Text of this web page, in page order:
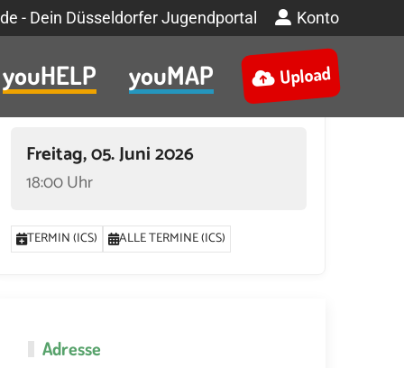
- Dein Düsseldorfer Jugendportal Konto
youHELP youMAP Upload
Freitag, 05. Juni 2026
18:00 Uhr
TERMIN (ICS) ALLE TERMINE (ICS)
Adresse